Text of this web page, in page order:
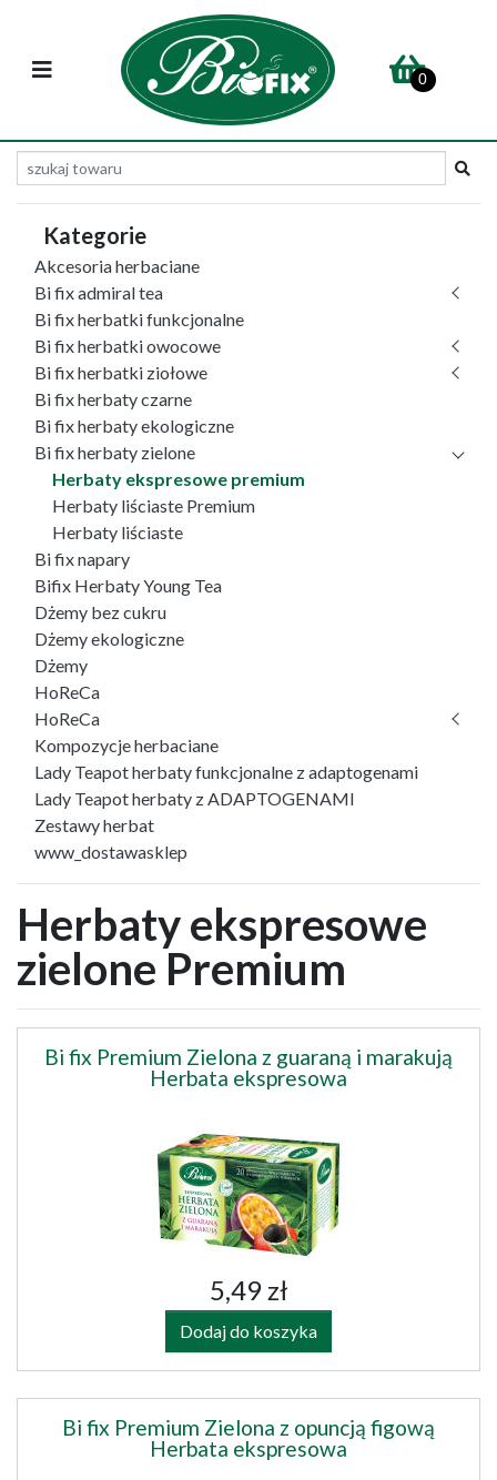
0
Kategorie
Akcesoria herbaciane
Bi fix admiral tea
Bi fix herbatki funkcjonalne
Bi fix herbatki owocowe
Bi fix herbatki ziołowe
Bi fix herbaty czarne
Bi fix herbaty ekologiczne
Bi fix herbaty zielone
Herbaty ekspresowe premium
Herbaty liściaste Premium
Herbaty liściaste
Bi fix napary
Bifix Herbaty Young Tea
Dżemy bez cukru
Dżemy ekologiczne
Dżemy
HoReCa
HoReCa
Kompozycje herbaciane
Lady Teapot herbaty funkcjonalne z adaptogenami
Lady Teapot herbaty z ADAPTOGENAMI
Zestawy herbat
www_dostawasklep
Herbaty ekspresowe
zielone Premium
Bi fix Premium Zielona z guaraną i marakują
Herbata ekspresowa
5,49 zł
Dodaj do koszyka
Bi fix Premium Zielona z opuncją figową
Herbata ekspresowa